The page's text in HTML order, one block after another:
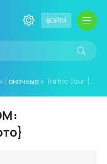
ВОЙТИ
» Гоночные» Traffic Tour {ВЗЛОМ: бесконечное золото}